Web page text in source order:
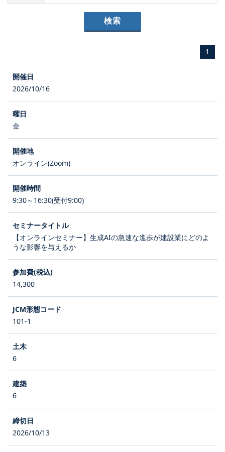
1
2026/10/16
金
オンライン(Zoom)
9:30～16:30(受付9:00)
【オンラインセミナー】生成AIの急速な進歩が建設業にどのよ
うな影響を与えるか
14,300
101-1
6
6
2026/10/13